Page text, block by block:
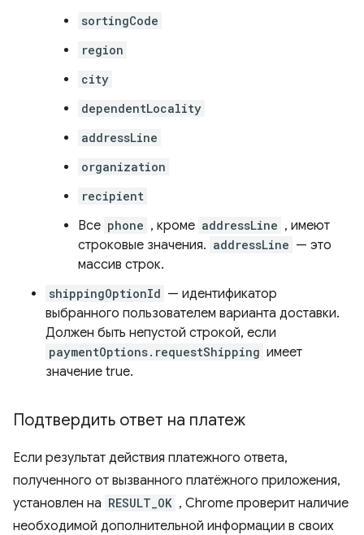
sortingCode
region
city
dependentLocality
addressLine
organization
recipient
Все phone , кроме addressLine , имеют
строковые значения. addressLine — это
массив строк.
shippingOptionId — идентификатор
выбранного пользователем варианта доставки.
Должен быть непустой строкой, если
paymentOptions.requestShipping имеет
значение true.
Подтвердить ответ на платеж
Если результат действия платежного ответа,
полученного от вызванного платёжного приложения,
установлен на RESULT_OK , Chrome проверит наличие
необходимой дополнительной информации в своих